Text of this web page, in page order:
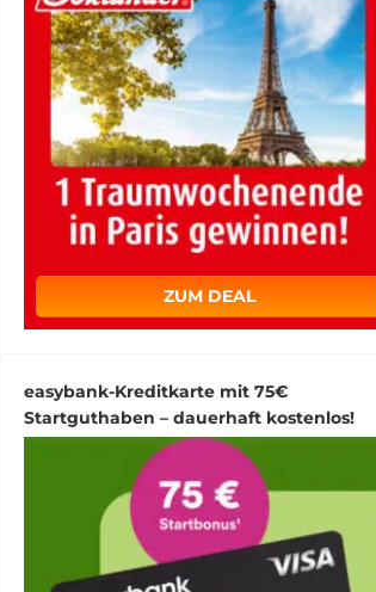
ZUM DEAL
easybank-Kreditkarte mit 75€
Startguthaben – dauerhaft kostenlos!